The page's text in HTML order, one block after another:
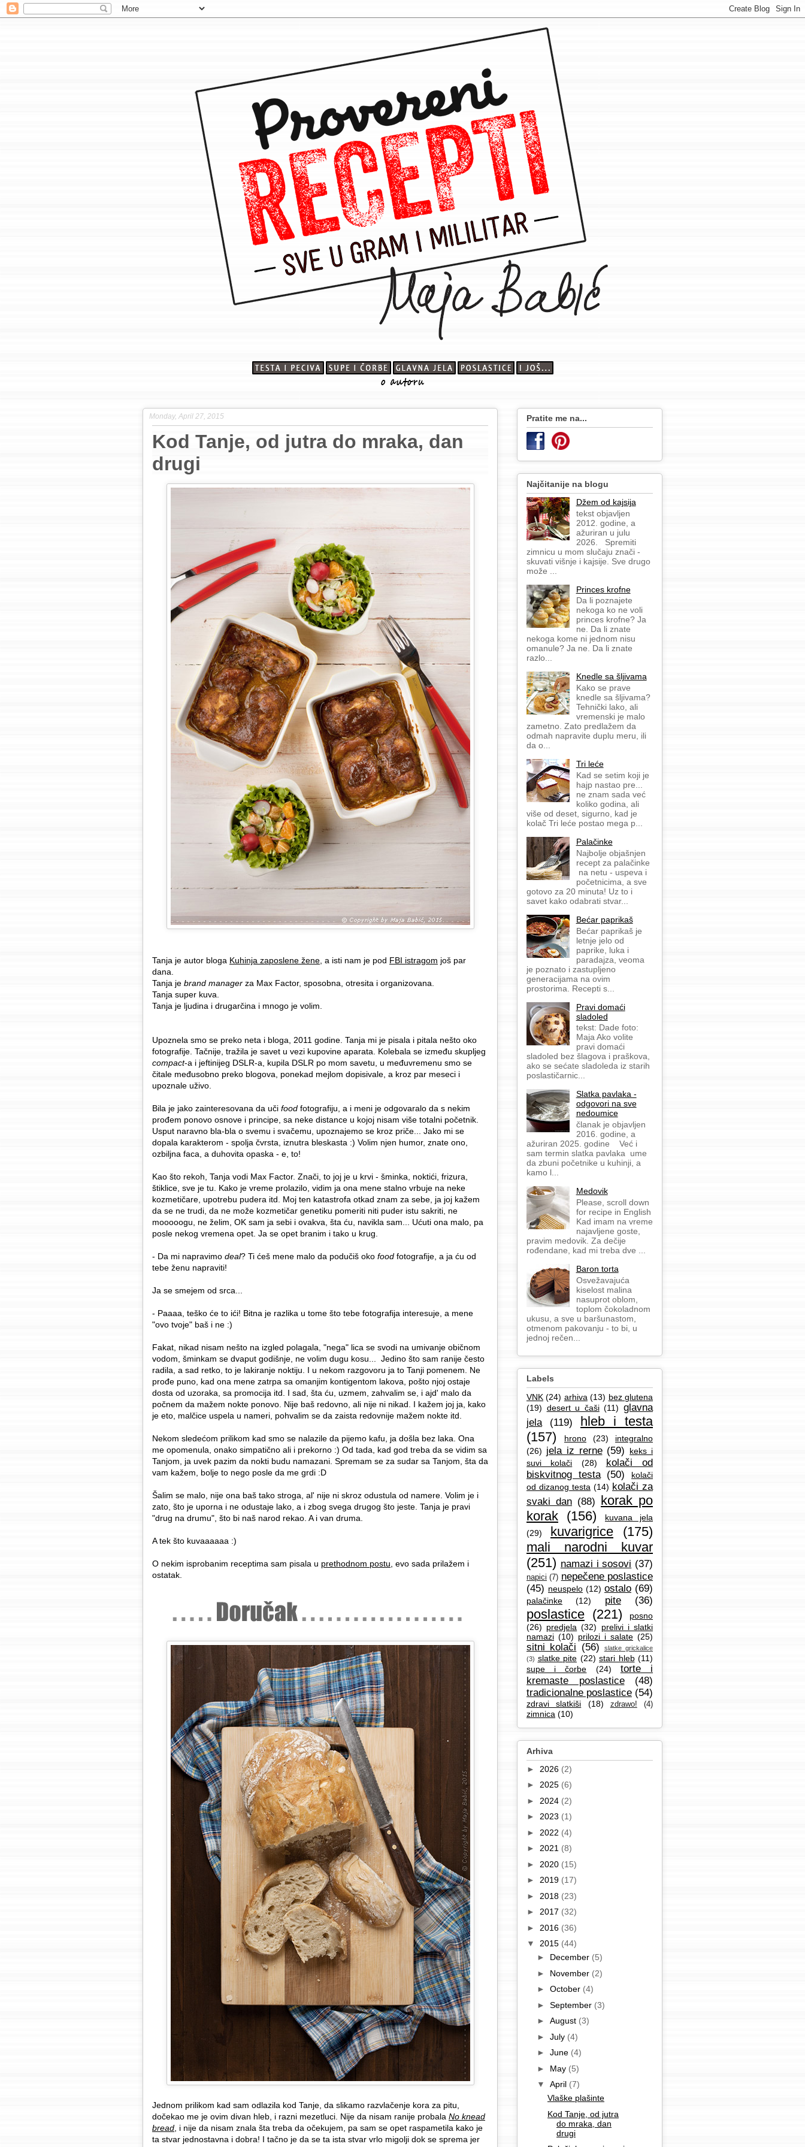
Monday, April 27, 2015
Kod Tanje, od jutra do mraka, dan
drugi
Tanja je autor bloga Kuhinja zaposlene žene , a isti nam je pod FBI istragom još par
dana.
Tanja je brand manager za Max Factor, sposobna, otresita i organizovana.
Tanja super kuva.
Tanja je ljudina i drugarčina i mnogo je volim.
Upoznela smo se preko neta i bloga, 2011 godine. Tanja mi je pisala i pitala nešto oko
fotografije. Tačnije, tražila je savet u vezi kupovine aparata. Kolebala se između skupljeg
compact-a i jeftinijeg DSLR-a, kupila DSLR po mom savetu, u međuvremenu smo se
čitale međusobno preko blogova, ponekad mejlom dopisivale, a kroz par meseci i
upoznale uživo.
Bila je jako zainteresovana da uči food fotografiju, a i meni je odgovaralo da s nekim
prođem ponovo osnove i principe, sa neke distance u kojoj nisam više totalni početnik.
Usput naravno bla-bla o svemu i svačemu, upoznajemo se kroz priče... Jako mi se
dopala karakterom - spolja čvrsta, iznutra bleskasta :) Volim njen humor, znate ono,
ozbiljna faca, a duhovita opaska - e, to!
Kao što rekoh, Tanja vodi Max Factor. Znači, to joj je u krvi - šminka, noktići, frizura,
štiklice, sve je tu. Kako je vreme prolazilo, vidim ja ona mene stalno vrbuje na neke
kozmetičare, upotrebu pudera itd. Moj ten katastrofa otkad znam za sebe, ja joj kažem
da se ne trudi, da ne može kozmetičar genetiku pomeriti niti puder istu sakriti, ne
mooooogu, ne želim, OK sam ja sebi i ovakva, šta ću, navikla sam... Ućuti ona malo, pa
posle nekog vremena opet. Ja se opet branim i tako u krug.
- Da mi napravimo deal? Ti ćeš mene malo da podučiš oko food fotografije, a ja ću od
tebe ženu napraviti!
Ja se smejem od srca...
- Paaaa, teško će to ići! Bitna je razlika u tome što tebe fotografija interesuje, a mene
"ovo tvoje" baš i ne :)
Fakat, nikad nisam nešto na izgled polagala, "nega" lica se svodi na umivanje običnom
vodom, šminkam se dvaput godišnje, ne volim dugu kosu... Jedino što sam ranije često
radila, a sad retko, to je lakiranje noktiju. I u nekom razgovoru ja to Tanji pomenem. Ne
prođe puno, kad ona mene zatrpa sa omanjim kontigentom lakova, pošto njoj ostaje
dosta od uzoraka, sa promocija itd. I sad, šta ću, uzmem, zahvalim se, i ajd' malo da
počnem da mažem nokte ponovo. Nije baš redovno, ali nije ni nikad. I kažem joj ja, kako
je eto, malčice uspela u nameri, pohvalim se da zaista redovnije mažem nokte itd.
Nekom sledećom prilikom kad smo se nalazile da pijemo kafu, ja došla bez laka. Ona
me opomenula, onako simpatično ali i prekorno :) Od tada, kad god treba da se vidim sa
Tanjom, ja uvek pazim da nokti budu namazani. Spremam se za sudar sa Tanjom, šta da
vam kažem, bolje to nego posle da me grdi :D
Šalim se malo, nije ona baš tako stroga, al' nije ni skroz odustula od namere. Volim je i
zato, što je uporna i ne odustaje lako, a i zbog svega drugog što jeste. Tanja je pravi
"drug na drumu", što bi naš narod rekao. A i van druma.
A tek što kuvaaaaaa :)
O nekim isprobanim receptima sam pisala u prethodnom postu , evo sada prilažem i
ostatak.
Jednom prilikom kad sam odlazila kod Tanje, da slikamo razvlačenje kora za pitu,
dočekao me je ovim divan hleb, i razni mezetluci. Nije da nisam ranije probala No knead
bread , i nije da nisam znala šta treba da očekujem, pa sam se opet raspametila kako je
ta stvar jednostavna i dobra! I tačno je da se ta ista stvar vrlo migolji dok se sprema jer
Pratite me na...
Najčitanije na blogu
Džem od kajsija
tekst objavljen
2012. godine, a
ažuriran u julu
2026. Spremiti
zimnicu u mom slučaju znači -
skuvati višnje i kajsije. Sve drugo
može ...
Princes krofne
Da li poznajete
nekoga ko ne voli
princes krofne? Ja
ne. Da li znate
nekoga kome ni jednom nisu
omanule? Ja ne. Da li znate
razlo...
Knedle sa šljivama
Kako se prave
knedle sa šljivama?
Tehnički lako, ali
vremenski je malo
zametno. Zato predlažem da
odmah napravite duplu meru, ili
da o...
Tri leće
Kad se setim koji je
hajp nastao pre...
ne znam sada već
koliko godina, ali
više od deset, sigurno, kad je
kolač Tri leće postao mega p...
Palačinke
Najbolje objašnjen
recept za palačinke
na netu - uspeva i
početnicima, a sve
gotovo za 20 minuta! Uz to i
savet kako odabrati stvar...
Bećar paprikaš
Bećar paprikaš je
letnje jelo od
paprike, luka i
paradajza, veoma
je poznato i zastupljeno
generacijama na ovim
prostorima. Recepti s...
Pravi domaći
sladoled
tekst: Dade foto:
Maja Ako volite
pravi domaći
sladoled bez šlagova i praškova,
ako se sećate sladoleda iz starih
poslastičarnic...
Slatka pavlaka -
odgovori na sve
nedoumice
članak je objavljen
2016. godine, a
ažuriran 2025. godine Već i
sam termin slatka pavlaka ume
da zbuni početnike u kuhinji, a
kamo l...
Medovik
Please, scroll down
for recipe in English
Kad imam na vreme
najavljene goste,
pravim medovik. Za dečije
rođendane, kad mi treba dve ...
Baron torta
Osvežavajuća
kiselost malina
nasuprot oblom,
toplom čokoladnom
ukusu, a sve u baršunastom,
otmenom pakovanju - to bi, u
jednoj rečen...
Labels
VNK (24) arhiva (13) bez glutena
(19) desert u čaši (11) glavna
jela
(119)
hleb i testa
(157)
hrono (23)
integralno
(26) jela iz rerne (59)
keks i
suvi kolači
(28)
kolači od
biskvitnog testa (50)
kolači
od dizanog testa (14) kolači za
svaki dan (88) korak po
korak (156)
kuvana jela
(29)
kuvarigrice
(175)
mali narodni kuvar
(251) namazi i sosovi (37)
napici (7) nepečene poslastice
(45) neuspelo (12) ostalo (69)
palačinke (12) pite (36)
poslastice (221)
posno
(26) predjela (32)
prelivi i slatki
namazi (10) prilozi i salate (25)
sitni kolači (56)
slatke grickalice
(3) slatke pite (22) stari hleb (11)
supe i čorbe
(24)
torte i
kremaste poslastice
(48)
tradicionalne poslastice (54)
zdravi slatkiši (18) zdrawo! (4)
zimnica (10)
Arhiva
► 2026 (2)
► 2025 (6)
► 2024 (2)
► 2023 (1)
► 2022 (4)
► 2021 (8)
► 2020 (15)
► 2019 (17)
► 2018 (23)
► 2017 (32)
► 2016 (36)
▼ 2015 (44)
► December (5)
► November (2)
► October (4)
► September (3)
► August (3)
► July (4)
► June (4)
► May (5)
▼ April (7)
Vlaške plašinte
Kod Tanje, od jutra
do mraka, dan
drugi